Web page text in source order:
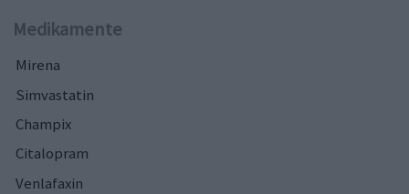
Medikamente
Mirena
Simvastatin
Champix
Citalopram
Venlafaxin